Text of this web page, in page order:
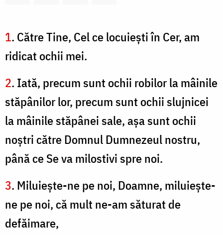
1. Către Tine, Cel ce locuieşti în Cer, am
ridicat ochii mei.
2. Iată, precum sunt ochii robilor la mâinile
stăpânilor lor, precum sunt ochii slujnicei
la mâinile stăpânei sale, aşa sunt ochii
noştri către Domnul Dumnezeul nostru,
până ce Se va milostivi spre noi.
3. Miluieşte-ne pe noi, Doamne, miluieşte-
ne pe noi, că mult ne-am săturat de
defăimare,